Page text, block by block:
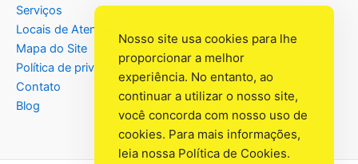
Serviços
Locais de Atendimento
Mapa do Site
Política de privacidade
Contato
Blog
Nosso site usa cookies para lhe
proporcionar a melhor
experiência. No entanto, ao
continuar a utilizar o nosso site,
você concorda com nosso uso de
cookies. Para mais informações,
leia nossa Política de Cookies.